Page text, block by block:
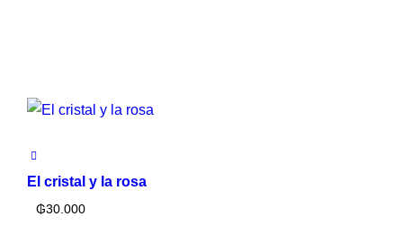
El cristal y la rosa
₲30.000